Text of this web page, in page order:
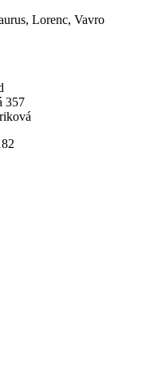
Lorenc, Vavro
357